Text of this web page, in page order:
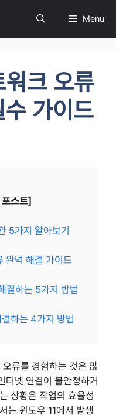
Menu
워크 오류
가이드
스트]
5가지 알아보기
완벽 해결 가이드
결하는 5가지 방법
하는 4가지 방법
류를 경험하는 것은 많
터넷 연결이 불안정하거
상황은 작업의 효율성
는 윈도우 11에서 발생